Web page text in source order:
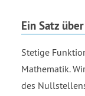
Ein Satz
Stetige
Mathematik.
des